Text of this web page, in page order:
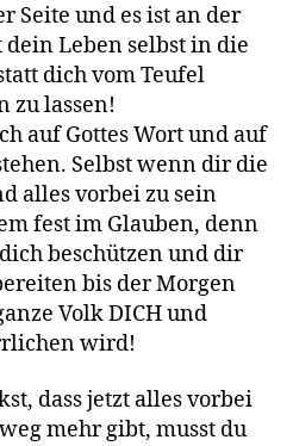
Seite und es ist an der
dein Leben selbst in die
dich vom Teufel
zu lassen!
auf Gottes Wort und auf
Selbst wenn dir die
alles vorbei zu sein
fest im Glauben, denn
beschützen und dir
bis der Morgen
Volk DICH und
wird!
dass jetzt alles vorbei
mehr gibt, musst du